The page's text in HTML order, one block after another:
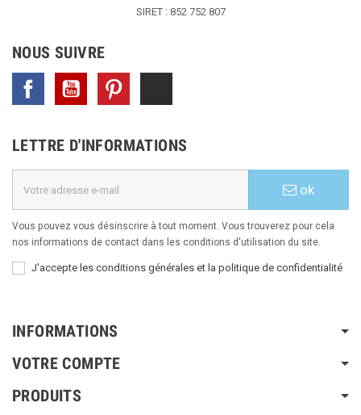
SIRET : 852 752 807
NOUS SUIVRE
Facebook YouTube
LETTRE D'INFORMATIONS
ok
Vous pouvez vous désinscrire à tout moment. Vous trouverez pour cela
nos informations de contact dans les conditions d'utilisation du site.
J'accepte les conditions générales et la politique de confidentialité
INFORMATIONS
VOTRE COMPTE
PRODUITS